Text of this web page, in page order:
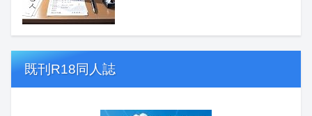
既刊R18同人誌